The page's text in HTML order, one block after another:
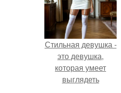
Стильная девушка -
это девушка,
которая умеет
выглядеть